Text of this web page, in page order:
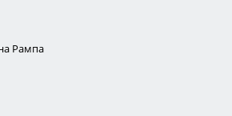
Рампа